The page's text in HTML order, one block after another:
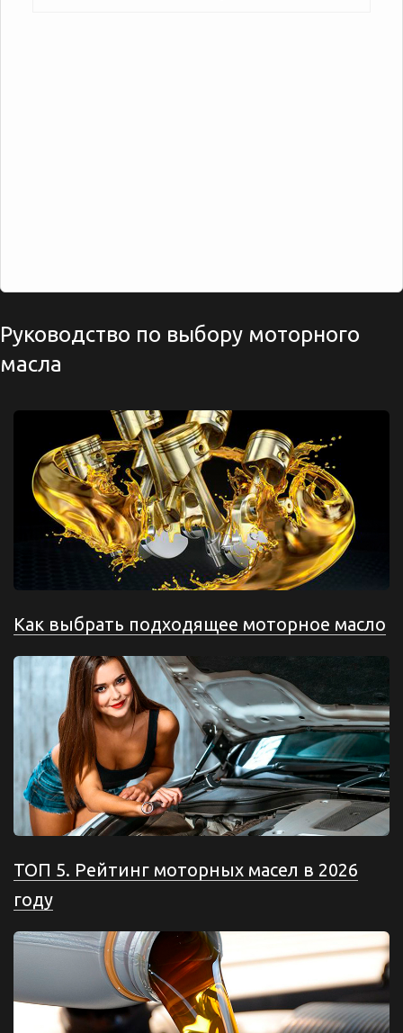
Руководство по выбору моторного
масла
Как выбрать подходящее моторное масло
ТОП 5. Рейтинг моторных масел в 2026
году